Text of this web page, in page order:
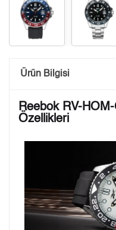
Saatini
arka kapağına
olduğunuz şekilde
2. Satır
Ürün Bilgisi
Reebok RV-
Özellikleri